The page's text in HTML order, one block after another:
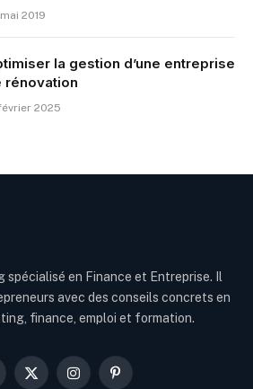
2019
la gestion d’une entreprise
rénovation
2025
spécialisé en Finance et Entreprise. Il
avec des conseils concrets en
finance, emploi et formation.
X
InstagramPinterest